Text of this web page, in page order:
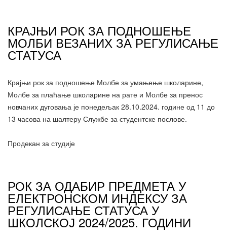
КРАЈЊИ РОК ЗА ПОДНОШЕЊЕ
МОЛБИ ВЕЗАНИХ ЗА РЕГУЛИСАЊЕ
СТАТУСА
Крајњи рок за подношење Молбе за умањење школарине,
Молбе за плаћање школарине на рате и Молбе за пренос
новчаних дуговања је понедељак 28.10.2024. године од 11 до
13 часова на шалтеру Службе за студентске послове.
Продекан за студије
РОК ЗА ОДАБИР ПРЕДМЕТА У
ЕЛЕКТРОНСКОМ ИНДЕКСУ ЗА
РЕГУЛИСАЊЕ СТАТУСА У
ШКОЛСКОЈ 2024/2025. ГОДИНИ